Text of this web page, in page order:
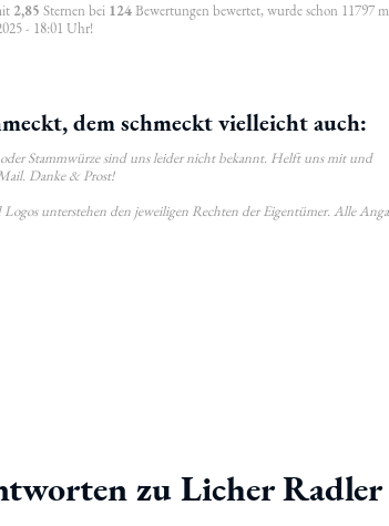
2,85 Sternen bei 124Bewertungen bewertet, wurde schon 11797
- 18:01 Uhr!
dem schmeckt vielleicht auch:
Stammwürze sind uns leider nicht bekannt. Helft uns mit und
Danke & Prost!
unterstehen den jeweiligen Rechten der Eigentümer. Alle
zu Licher Radler